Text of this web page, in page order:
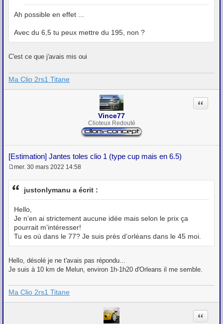
g
e
Ah possible en effet ...
Avec du 6,5 tu peux mettre du 195, non ?
C'est ce que j'avais mis oui
Ma Clio 2rs1 Titane
Vince77
Clioteux Redouté
[Estimation] Jantes toles clio 1 (type cup mais en 6.5)
Citation
e
s
g
e
mer. 30 mars 2022 14:58
justonlymanu a écrit :
Hello,
Je n’en ai strictement aucune idée mais selon le prix ça
pourrait m’intéresser!
Tu es où dans le 77? Je suis près d’orléans dans le 45 moi.
Hello, désolé je ne t'avais pas répondu...
Je suis à 10 km de Melun, environ 1h-1h20 d'Orleans il me semble.
Ma Clio 2rs1 Titane
Citation